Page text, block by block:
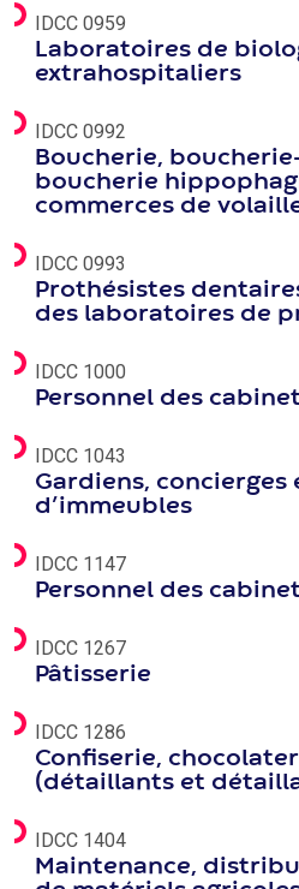
IDCC 0959
Laboratoires de
extrahospitaliers
IDCC 0992
Boucherie,
boucherie
commerces de
IDCC 0993
Prothésistes
des laboratoires de
IDCC 1000
Personnel des
IDCC 1043
Gardiens, concierges
d’immeubles
IDCC 1147
Personnel des
IDCC 1267
Pâtisserie
IDCC 1286
Confiserie,
(détaillants et
IDCC 1404
Maintenance,